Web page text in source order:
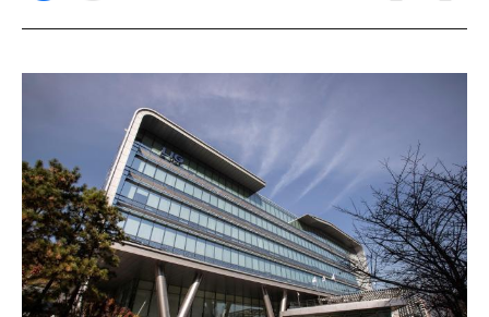
c
b
i
t
o
o
o
i